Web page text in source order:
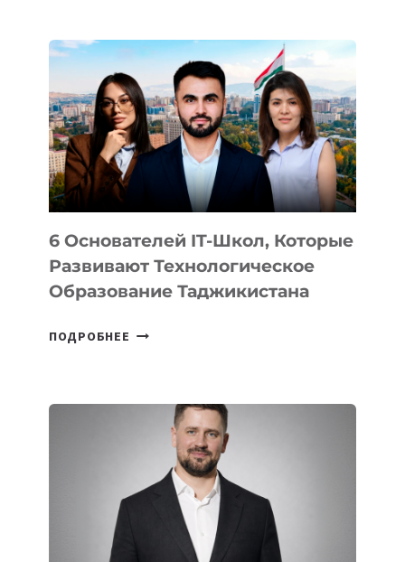
ВНЕШНЕГО
ВИДА
НОВОГО
УСТРОЙСТВА
ОТ
OPENAI
6 Основателей IT-Школ, Которые
Развивают Технологическое
Образование Таджикистана
ПОДРОБНЕЕ
КОТОРЫЕ
РАЗВИВАЮТ
ТЕХНОЛОГИЧЕСКОЕ
ОБРАЗОВАНИЕ
ТАДЖИКИСТАНА